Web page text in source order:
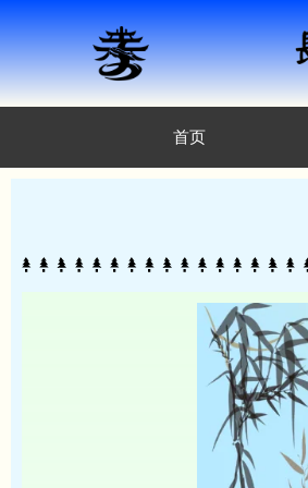
首页